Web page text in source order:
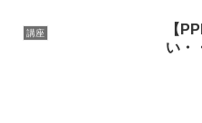
講座
【
い・